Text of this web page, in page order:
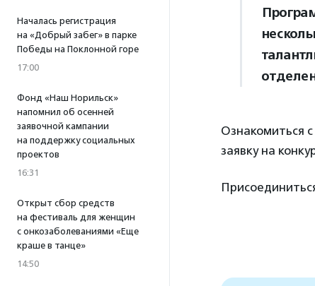
Началась регистрация
на «Добрый забег» в парке
Победы на Поклонной горе
17:00
Фонд «Наш Норильск»
напомнил об осенней
заявочной кампании
на поддержку социальных
проектов
16:31
Открыт сбор средств
на фестиваль для женщин
с онкозаболеваниями «Еще
краше в танце»
14:50
Ознакомиться
заявку на